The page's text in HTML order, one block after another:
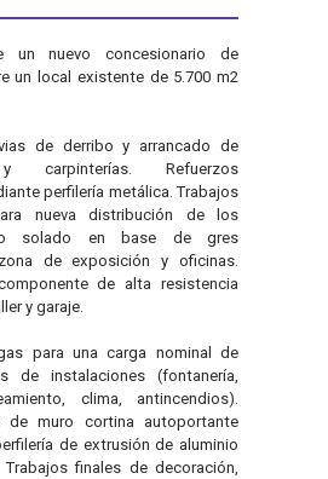
un nuevo concesionario de
un local existente de 5.700 m2
de derribo y arrancado de
carpinterías. Refuerzos
perfilería metálica. Trabajos
nueva distribución de los
solado en base de gres
de exposición y oficinas.
de alta resistencia
y garaje.
para una carga nominal de
de instalaciones (fontanería,
clima, antincendios).
de muro cortina autoportante
de extrusión de aluminio
finales de decoración,